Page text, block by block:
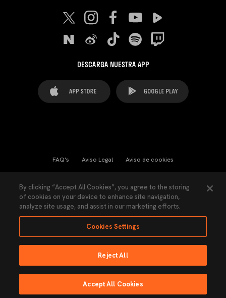
DESCARGA NUESTRA APP
FAQ's Aviso Legal Aviso de cookies
Ley Transparencia Política de Privacidad
Accesibilidad
Ninguna parte de esta página puede ser reproducida sin el permiso del Valencia
Hecho por Lobo.
EMISIÓN EN DIRECTO
By clicking “Accept All Cookies”, you agree to the storing
of cookies on your device to enhance site navigation,
analyze site usage, and assist in our marketing efforts.
Cookies Settings
Reject All
Accept All Cookies